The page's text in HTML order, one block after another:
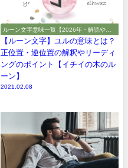
ルーン文字意味一覧【2026年・解読や解
釈やアルファベット】
【ルーン文字】ユルの意味とは？
正位置・逆位置の解釈やリーディ
ングのポイント【イチイの木のル
ーン】
2021.02.08